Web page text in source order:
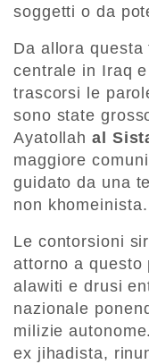
soggetti o da
Da allora questa
centrale in Iraq
trascorsi le
sono state
Ayatollah al
maggiore
guidato da una
non khomeinista.
Le contorsioni
attorno a questo
alawiti e drusi
nazionale
milizie
ex jihadista,